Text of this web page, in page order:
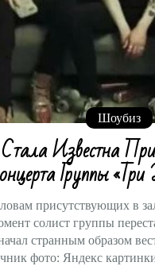
Шоубиз
Стала Известна
Группы
присутствующих в
солист группы
странным образом
фото: Яндекс